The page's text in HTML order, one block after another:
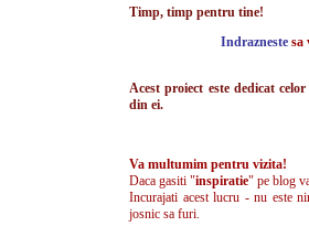
Timp, timp pentru tine!
Indrazneste sa
Acest proiect este dedicat
din ei.
Va multumim pentru vizita!
Daca gasiti "inspiratie" pe blog
Incurajati acest lucru - nu este
josnic sa furi.